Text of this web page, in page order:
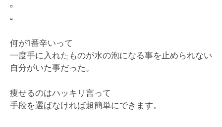
▫️
▫️
何が1番辛いって
一度手に入れたものが水の泡になる事を止められない
自分がいた事だった。
痩せるのはハッキリ言って
手段を選ばなければ超簡単にできます。